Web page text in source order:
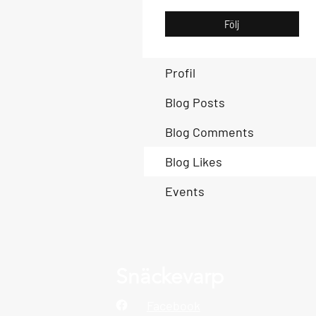
Följ
Profil
Blog Posts
Blog Comments
Blog Likes
Events